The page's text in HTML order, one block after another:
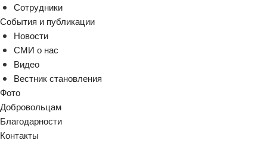
Сотрудники
События и публикации
Новости
СМИ о нас
Видео
Вестник становления
Фото
Добровольцам
Благодарности
Контакты